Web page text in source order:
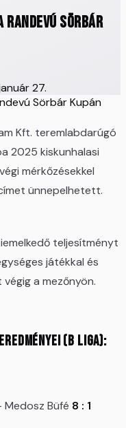
Randevú Sörbár
27.
Kft. teremlabdarúgó
2025 kiskunhalasi
mérkőzésekkel
ünnepelhetett.
teljesítményt
játékkal és
a mezőnyön.
(B liga):
Büfé 8 : 1